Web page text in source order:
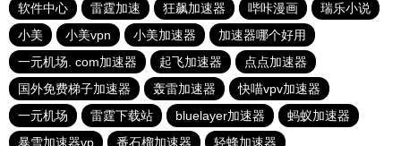
软件中心
雷霆加速 狂飙加速器 哔咔漫画
瑞乐小说
小美
小美vpn 小美加速器
加速器哪个好用
一元机场. com加速器
起飞加速器
点点加速器
国外免费梯子加速器
轰雷加速器
快喵vpv加速器
一元机场
雷霆下载站 bluelayer加速器
蚂蚁加速器
暴雪加速器vp
番石榴加速器
轻蜂加速器